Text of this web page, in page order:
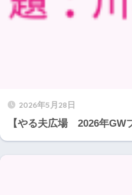
2026年5月28日
【やる夫広場 2026年GW